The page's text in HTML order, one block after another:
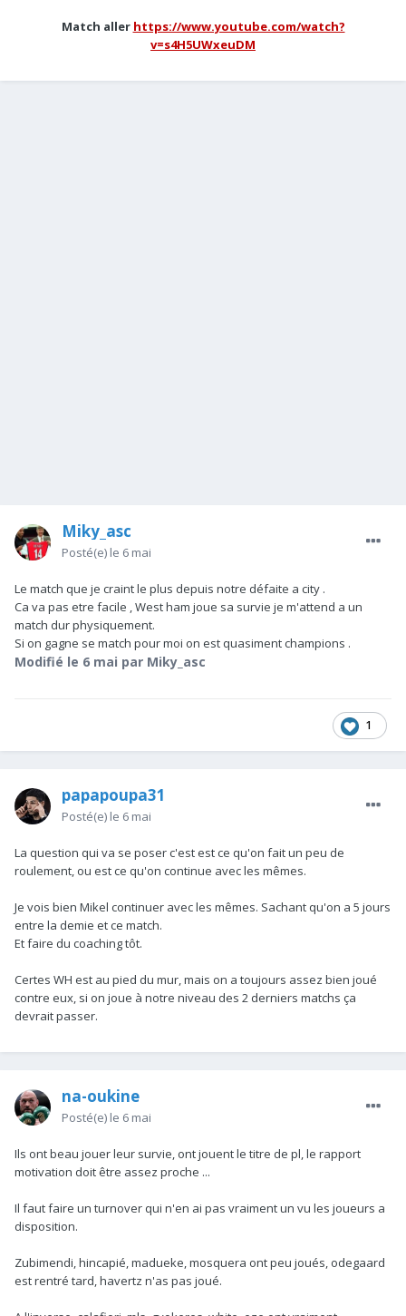
Match aller https://www.youtube.com/watch?
v=s4H5UWxeuDM
Miky_asc
Posté(e) le 6 mai
Le match que je craint le plus depuis notre défaite a city .
Ca va pas etre facile , West ham joue sa survie je m'attend a un
match dur physiquement.
Si on gagne se match pour moi on est quasiment champions .
Modifié le 6 mai par Miky_asc
1
papapoupa31
Posté(e) le 6 mai
La question qui va se poser c'est est ce qu'on fait un peu de
roulement, ou est ce qu'on continue avec les mêmes.
Je vois bien Mikel continuer avec les mêmes. Sachant qu'on a 5 jours
entre la demie et ce match.
Et faire du coaching tôt.
Certes WH est au pied du mur, mais on a toujours assez bien joué
contre eux, si on joue à notre niveau des 2 derniers matchs ça
devrait passer.
na-oukine
Posté(e) le 6 mai
Ils ont beau jouer leur survie, ont jouent le titre de pl, le rapport
motivation doit être assez proche ...
Il faut faire un turnover qui n'en ai pas vraiment un vu les joueurs a
disposition.
Zubimendi, hincapié, madueke, mosquera ont peu joués, odegaard
est rentré tard, havertz n'as pas joué.